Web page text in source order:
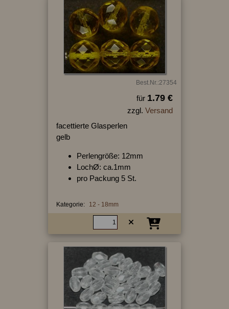
Best.Nr.:27354
für 1.79 €
zzgl. Versand
facettierte Glasperlen
gelb
Perlengröße: 12mm
LochØ: ca.1mm
pro Packung 5 St.
Kategorie: 12 - 18mm